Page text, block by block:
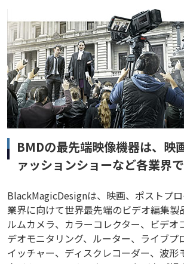
BMDの最先端映像機器は、映
ァッションショーなど各業界
BlackMagicDesignは、映画、ポストプ
業界に向けて世界最先端のビデオ編集製
ルムカメラ、カラーコレクター、ビデオ
デオモニタリング、ルーター、ライブプ
イッチャー、ディスクレコーダー、波形